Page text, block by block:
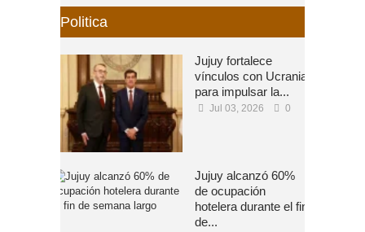
Politica
Jujuy fortalece
vínculos con Ucrania
para impulsar la...
Jul 03, 2026 0
Jujuy alcanzó 60%
de ocupación
hotelera durante el fin
de...